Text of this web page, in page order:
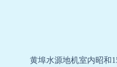
黄埠水源地机室内昭和